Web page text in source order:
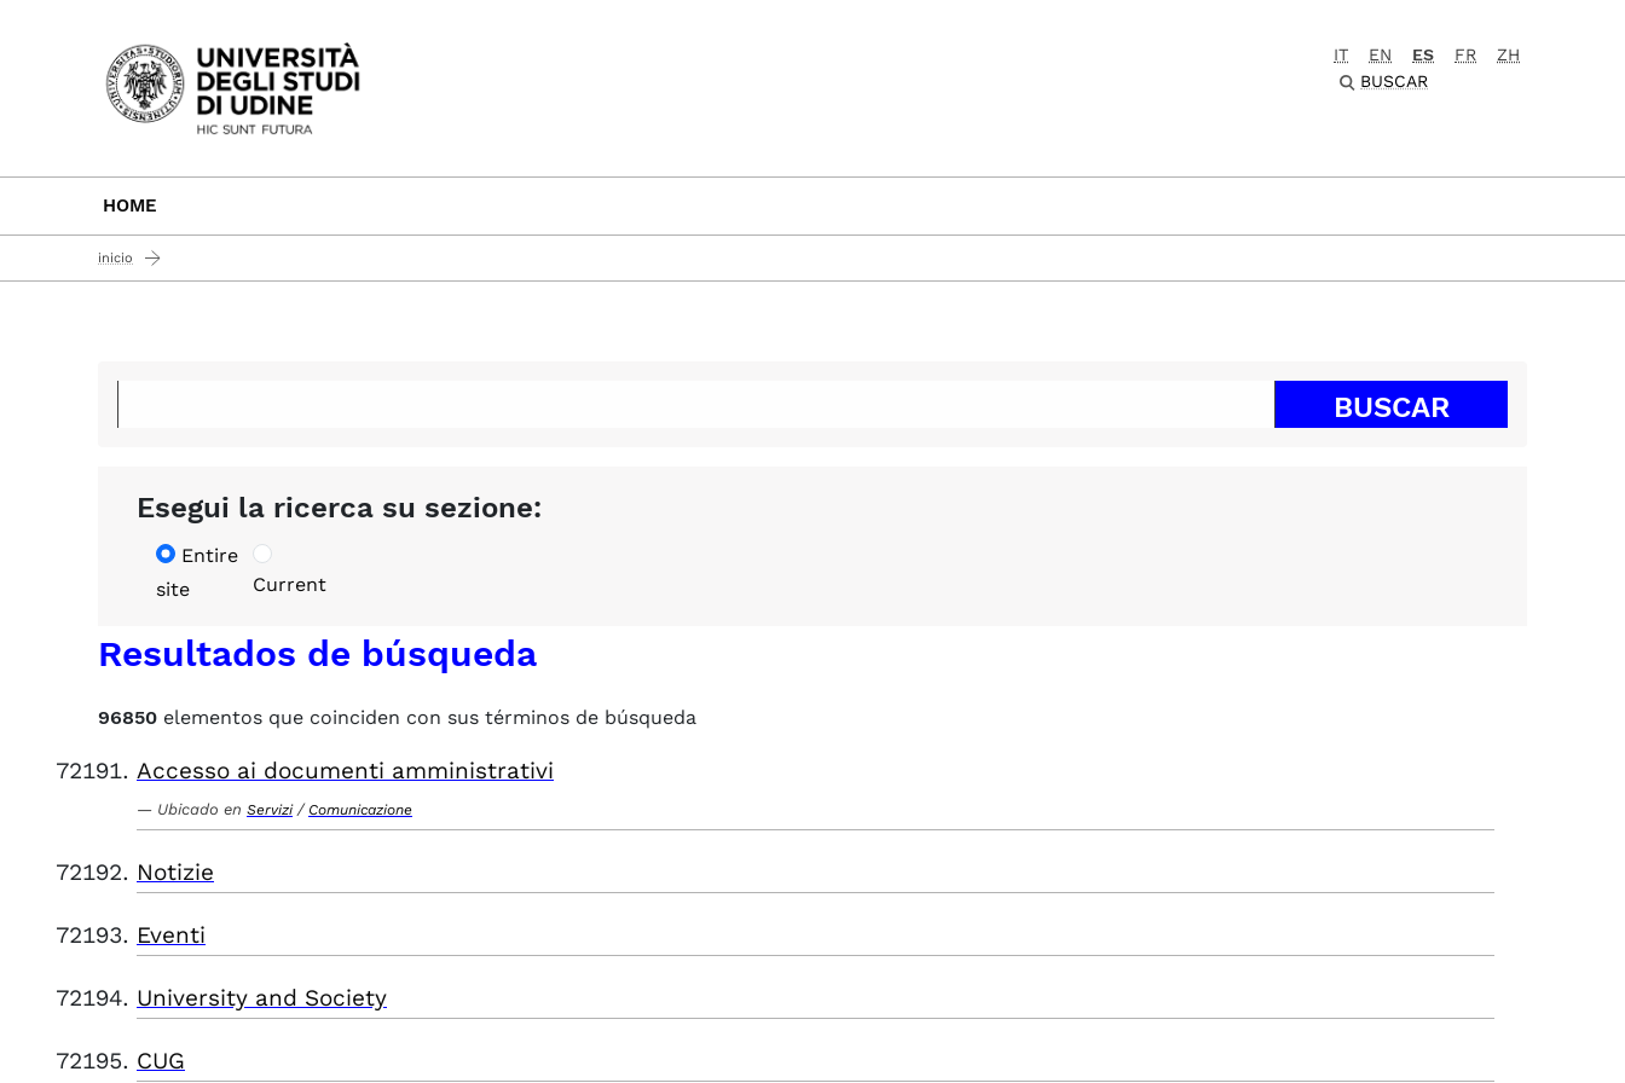
Passa al contenuto principale
IT EN ES FR
ZH
BUSCAR
HOME
inicio
Esegui la ricerca su sezione:
Entire
site
Current
Resultados de búsqueda
96850 elementos que coinciden con sus términos de búsqueda
Accesso ai documenti amministrativi
Ubicado en Servizi / Comunicazione
Notizie
Eventi
University and Society
CUG